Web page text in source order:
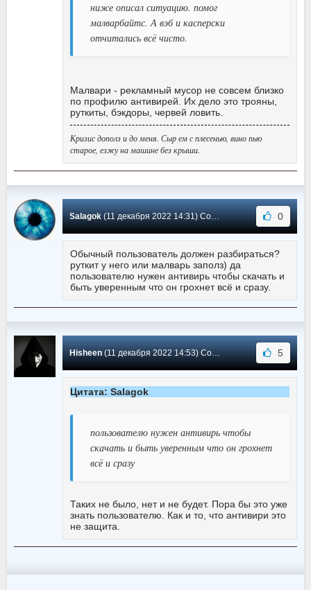
ниже описал ситуацию. помог
малварбайтс. А вэб и касперски
отчитались всё чисто.
Малвари - рекламный мусор не совсем близко
по профилю антивирей. Их дело это трояны,
руткиты, бэкдоры, червей ловить.
Кризис дополз и до меня. Сыр ем с плесенью, вино пью
старое, езжу на машине без крыши.
Salagok(11 декабря 2022 14:31) Сообщение #1815 0
Обычный пользователь должен разбираться?
руткит у него или малварь заполз) да
пользователю нужен антивирь чтобы скачать и
быть уверенным что он грохнет всё и сразу.
Hisheen(11 декабря 2022 14:53) Сообщение #1814 5
Цитата: Salagok
пользователю нужен антивирь чтобы
скачать и быть уверенным что он грохнет
всё и сразу
Таких не было, нет и не будет. Пора бы это уже
знать пользователю. Как и то, что антивири это
не защита.